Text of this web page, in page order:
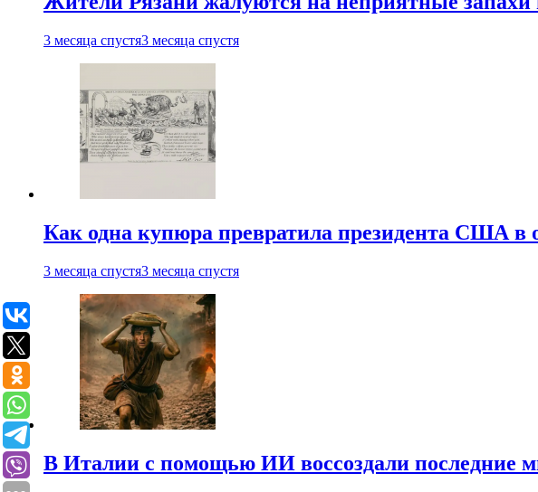
3 месяца спустя3 месяца спустя
Как одна купюра превратила президента США в
3 месяца спустя3 месяца спустя
В Италии с помощью ИИ воссоздали последние